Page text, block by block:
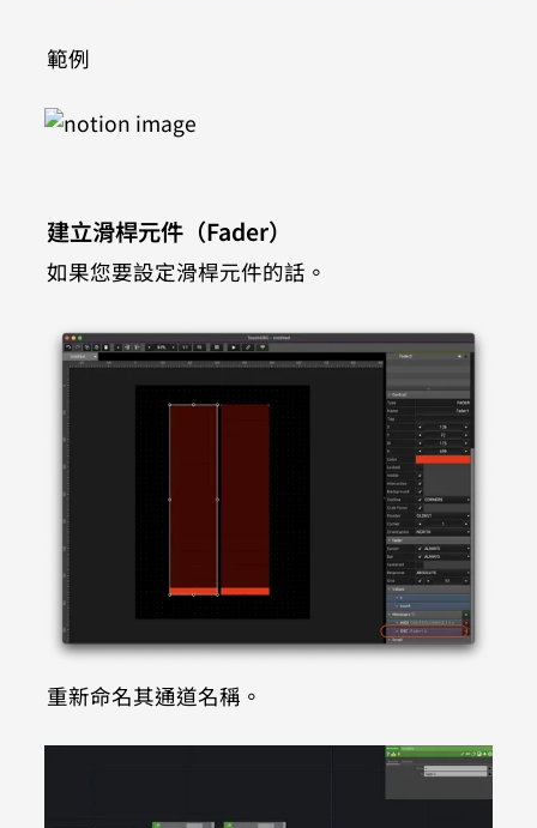
範例
建立滑桿元件（Fader）
如果您要設定滑桿元件的話。
重新命名其通道名稱。